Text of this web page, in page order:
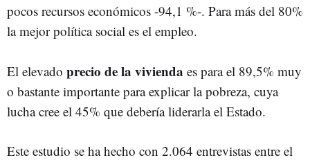
pocos recursos económicos -94,1 %-. Para más del 80%
la mejor política social es el empleo.
El elevado precio de la vivienda es para el 89,5% muy
o bastante importante para explicar la pobreza, cuya
lucha cree el 45% que debería liderarla el Estado.
Este estudio se ha hecho con 2.064 entrevistas entre el